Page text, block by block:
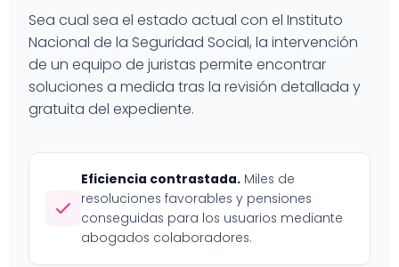
Sea cual sea el estado actual con el Instituto
Nacional de la Seguridad Social, la intervención
de un equipo de juristas permite encontrar
soluciones a medida tras la revisión detallada y
gratuita del expediente.
Eficiencia contrastada. Miles de
resoluciones favorables y pensiones
conseguidas para los usuarios mediante
abogados colaboradores.